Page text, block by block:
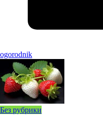
ogorodnik
Без рубрики